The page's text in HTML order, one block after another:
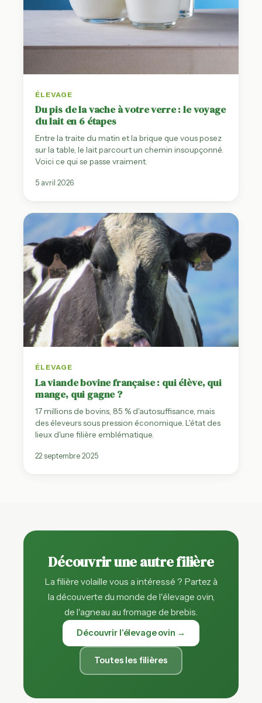
ÉLEVAGE
Du pis de la vache à votre verre : le voyage
du lait en 6 étapes
Entre la traite du matin et la brique que vous posez
sur la table, le lait parcourt un chemin insoupçonné.
Voici ce qui se passe vraiment.
5 avril 2026
ÉLEVAGE
La viande bovine française : qui élève, qui
mange, qui gagne ?
17 millions de bovins, 85 % d'autosuffisance, mais
des éleveurs sous pression économique. L'état des
lieux d'une filière emblématique.
22 septembre 2025
Découvrir une autre filière
La filière volaille vous a intéressé ? Partez à
la découverte du monde de l'élevage ovin,
de l'agneau au fromage de brebis.
Découvrir l'élevage ovin →
Toutes les filières